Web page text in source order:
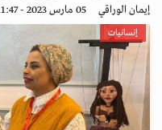
إيمان الوراقي 05 مارس 2023 - 11:47
إنسانيات